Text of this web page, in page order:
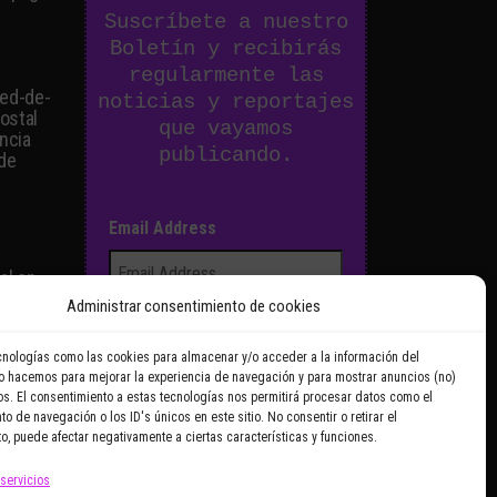
Administrar consentimiento de cookies
como las cookies para almacenar y/o acceder a la información del
hacemos para mejorar la experiencia de navegación y para mostrar anuncios (no)
El consentimiento a estas tecnologías nos permitirá procesar datos como el
de navegación o los ID's únicos en este sitio. No consentir o retirar el
puede afectar negativamente a ciertas características y funciones.
de-
en
Suscríbete a nuestro
Boletín y recibirás
regularmente las
noticias y reportajes
que vayamos
publicando.
Email Address
Doy mi consentimiento para
recibir correos electrónicos
promocionales de
Zoomdestinos.es